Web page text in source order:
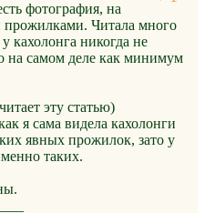
фотография, на
прожилками. Читала много
кахолонга никогда не
на самом деле как минимум
эту статью)
я сама видела кахолонги
явных прожилок, зато у
таких.